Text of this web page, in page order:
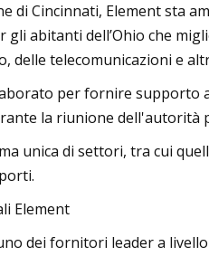
di Cincinnati, Element sta
abitanti dell’Ohio che
delle telecomunicazioni e
per fornire
la riunione dell'autorità
unica di settori, tra cui
Element
dei fornitori leader a